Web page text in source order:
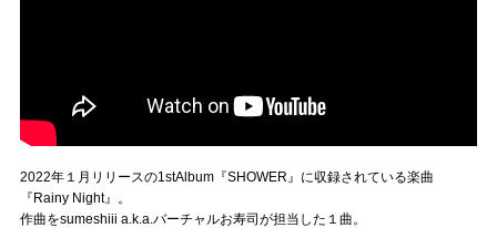
2022年１月リリースの1stAlbum『SHOWER』に収録されている楽曲
『Rainy Night』。
作曲をsumeshiii a.k.a.バーチャルお寿司が担当した１曲。